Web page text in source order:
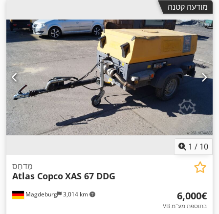
מודעה קטנה
1 / 10
Magdeburg 3,014 km
מַדחֵס
Atlas CopcoXAS 67 DDG
‏6,000 ‏€
VB בתוספת מע"מ